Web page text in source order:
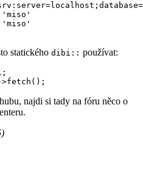
statického dibi:: používat:
najdi si tady na fóru něco o